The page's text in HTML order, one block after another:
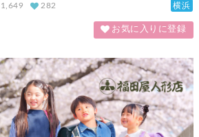
横浜
1,649 282
お気に入りに登録